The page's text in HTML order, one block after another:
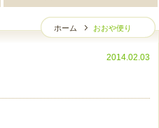
ホーム おおや便り
2014.02.03